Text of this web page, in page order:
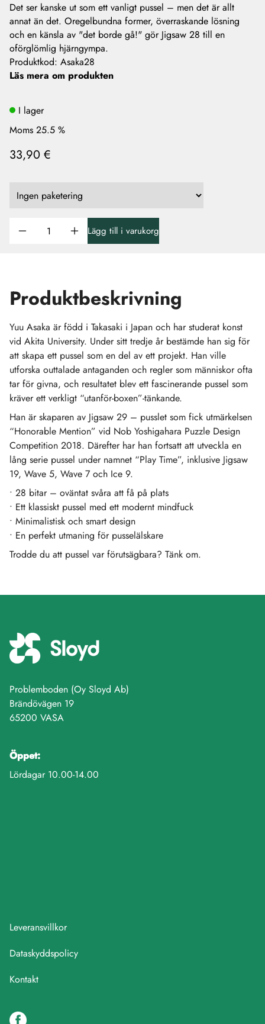
Det ser kanske ut som ett vanligt pussel – men det är allt
annat än det. Oregelbundna former, överraskande lösning
och en känsla av "det borde gå!" gör Jigsaw 28 till en
oförglömlig hjärngympa.
Produktkod: Asaka28
Läs mera om produkten
I lager
Moms 25.5 %
33,90 €
Lägg till i varukorg
Produktbeskrivning
Yuu Asaka är född i Takasaki i Japan och har studerat konst
vid Akita University. Under sitt tredje år bestämde han sig för
att skapa ett pussel som en del av ett projekt. Han ville
utforska outtalade antaganden och regler som människor ofta
tar för givna, och resultatet blev ett fascinerande pussel som
kräver ett verkligt “utanför-boxen”-tänkande.
Han är skaparen av Jigsaw 29 – pusslet som fick utmärkelsen
“Honorable Mention” vid Nob Yoshigahara Puzzle Design
Competition 2018. Därefter har han fortsatt att utveckla en
lång serie pussel under namnet “Play Time”, inklusive Jigsaw
19, Wave 5, Wave 7 och Ice 9.
• 28 bitar – oväntat svåra att få på plats
• Ett klassiskt pussel med ett modernt mindfuck
• Minimalistisk och smart design
• En perfekt utmaning för pusselälskare
Trodde du att pussel var förutsägbara? Tänk om.
Problemboden (Oy Sloyd Ab)
Brändövägen 19
65200 VASA
Öppet:
Lördagar 10.00-14.00
Leveransvillkor
Dataskyddspolicy
Kontakt